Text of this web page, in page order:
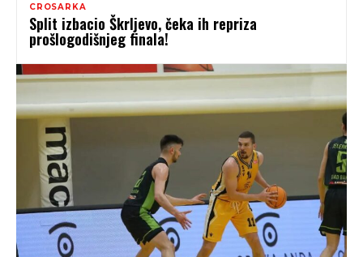
CROSARKA
Split izbacio Škrljevo, čeka ih repriza
prošlogodišnjeg finala!